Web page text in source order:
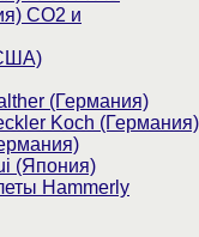
CO2 и
(Германия)
Koch (Германия)
(Япония)
Hammerly